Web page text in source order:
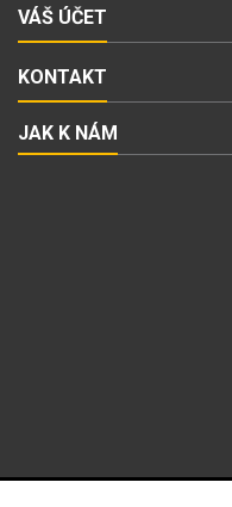
VÁŠ ÚČET
KONTAKT
JAK K NÁM